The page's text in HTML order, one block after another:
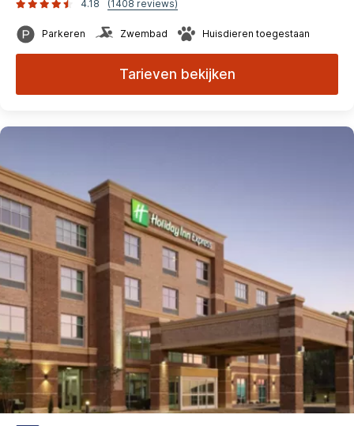
4.18
(1408 reviews)
Parkeren Zwembad Huisdieren toegestaan
Tarieven bekijken